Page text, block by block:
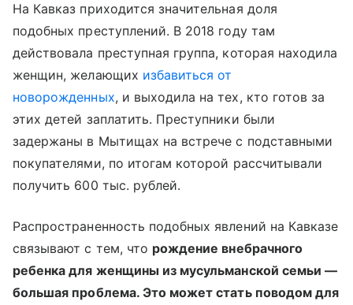
На Кавказ приходится значительная доля
подобных преступлений. В 2018 году там
действовала преступная группа, которая находила
женщин, желающих избавиться от
новорожденных, и выходила на тех, кто готов за
этих детей заплатить. Преступники были
задержаны в Мытищах на встрече с подставными
покупателями, по итогам которой рассчитывали
получить 600 тыс. рублей.
Распространенность подобных явлений на Кавказе
связывают с тем, что рождение внебрачного
ребенка для женщины из мусульманской семьи —
большая проблема. Это может стать поводом для